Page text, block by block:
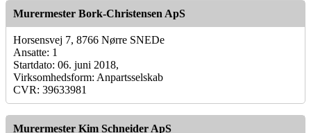
Murermester Bork-Christensen ApS
Horsensvej 7, 8766 Nørre SNEDe
Ansatte: 1
Startdato: 06. juni 2018,
Virksomhedsform: Anpartsselskab
CVR: 39633981
Murermester Kim Schneider ApS